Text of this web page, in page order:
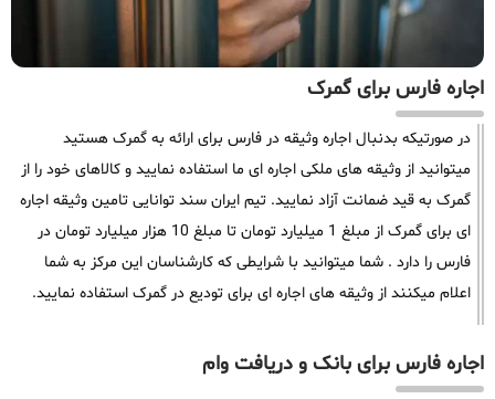
اجاره فارس برای گمرک
در صورتیکه بدنبال اجاره وثیقه در فارس برای ارائه به گمرک هستید
میتوانید از وثیقه های ملکی اجاره ای ما استفاده نمایید و کالاهای خود را از
گمرک به قید ضمانت آزاد نمایید. تیم ایران سند توانایی تامین وثیقه اجاره
ای برای گمرک از مبلغ 1 میلیارد تومان تا مبلغ 10 هزار میلیارد تومان در
فارس را دارد . شما میتوانید با شرایطی که کارشناسان این مرکز به شما
اعلام میکنند از وثیقه های اجاره ای برای تودیع در گمرک استفاده نمایید.
اجاره فارس برای بانک و دریافت وام